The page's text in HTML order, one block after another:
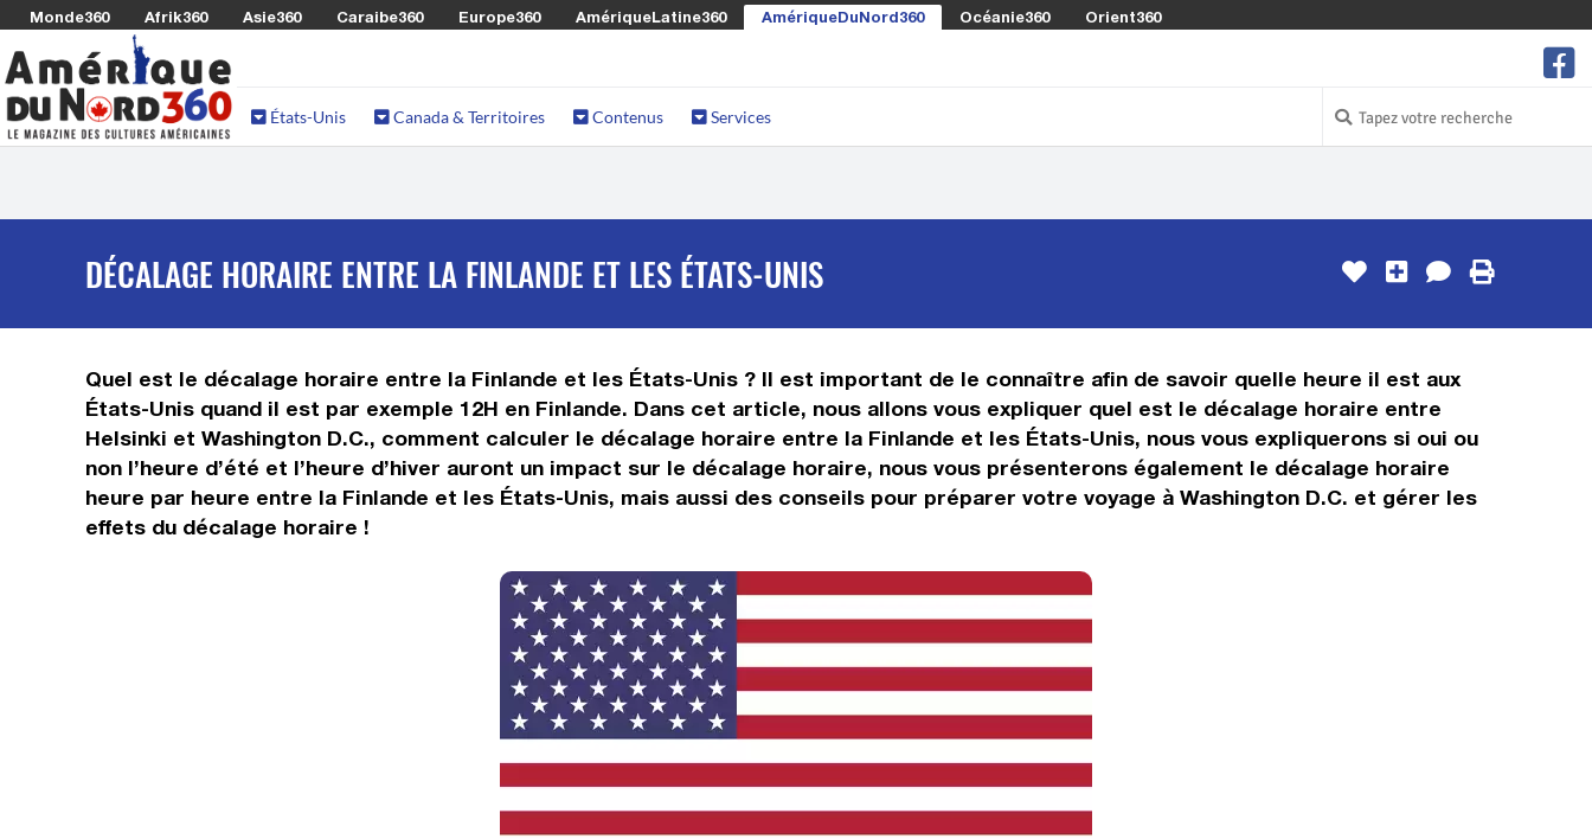
Monde360 Afrik360 Asie360 Caraibe360 Europe360 AmériqueLatine360 AmériqueDuNord360 Océanie360 Orient360
États-Unis Canada & Territoires Contenus Services
DÉCALAGE HORAIRE ENTRE LA FINLANDE ET LES ÉTATS-UNIS
Quel est le décalage horaire entre la Finlande et les États-Unis ? Il est important de le connaître afin de savoir quelle heure il est aux
États-Unis quand il est par exemple 12H en Finlande. Dans cet article, nous allons vous expliquer quel est le décalage horaire entre
Helsinki et Washington D.C., comment calculer le décalage horaire entre la Finlande et les États-Unis, nous vous expliquerons si oui ou
non l’heure d’été et l’heure d’hiver auront un impact sur le décalage horaire, nous vous présenterons également le décalage horaire
heure par heure entre la Finlande et les États-Unis, mais aussi des conseils pour préparer votre voyage à Washington D.C. et gérer les
effets du décalage horaire !